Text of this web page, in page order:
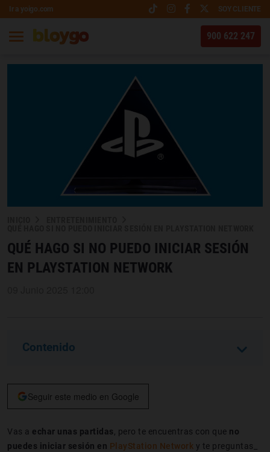
Ir a yoigo.com SOY CLIENTE
900 622 247
QUÉ HAGO SI NO PUEDO INICIAR SESIÓN
EN PLAYSTATION NETWORK
Contenido
Seguir este medio en Google
Vas a echar unas partidas , pero te encuentras con que no
puedes iniciar sesión en PlayStation Network y te preguntas_